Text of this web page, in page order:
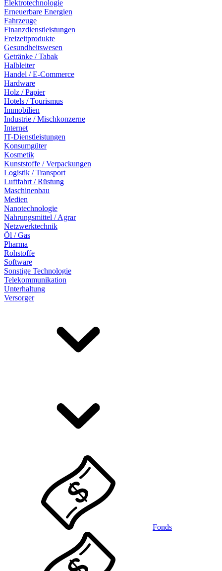
Elektrotechnologie
Erneuerbare Energien
Fahrzeuge
Finanzdienstleistungen
Freizeitprodukte
Gesundheitswesen
Getränke / Tabak
Halbleiter
Handel / E-Commerce
Hardware
Holz / Papier
Hotels / Tourismus
Immobilien
Industrie / Mischkonzerne
Internet
IT-Dienstleistungen
Konsumgüter
Kosmetik
Kunststoffe / Verpackungen
Logistik / Transport
Luftfahrt / Rüstung
Maschinenbau
Medien
Nanotechnologie
Nahrungsmittel / Agrar
Netzwerktechnik
Öl / Gas
Pharma
Rohstoffe
Software
Sonstige Technologie
Telekommunikation
Unterhaltung
Versorger
Fonds